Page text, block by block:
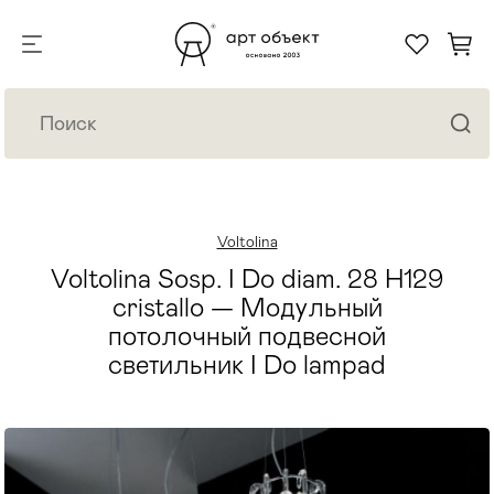
Voltolina
Voltolina Sosp. I Do diam. 28 H129
cristallo — Модульный
потолочный подвесной
светильник I Do lampad